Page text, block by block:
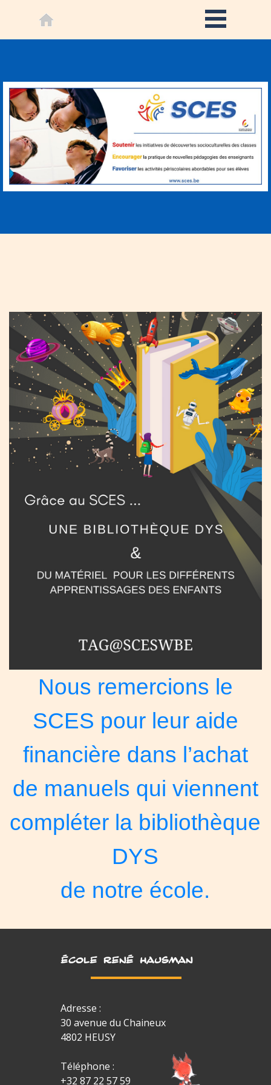
Nous remercions le
SCES pour leur aide
financière dans l’achat
de manuels qui viennent
compléter la bibliothèque
DYS
de notre école.
ÉCOLE RENÉ HAUSMAN
Adresse :
30 avenue du Chaineux
4802 HEUSY
Téléphone :
+32 87 22 57 59